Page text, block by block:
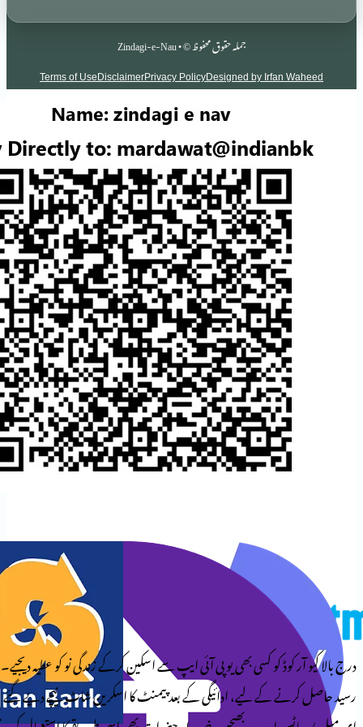
Designed by
Privacy Policy
Disclaimer
Terms of Use
کو کسی بھی یو پی آئی ایپ سے اسکین کرکے زندگی نو کو عطیہ دیجیے۔
لیے، ادائیگی کے بعد پیمنٹ کا اسکرین شاٹ نیچے دیے گئے